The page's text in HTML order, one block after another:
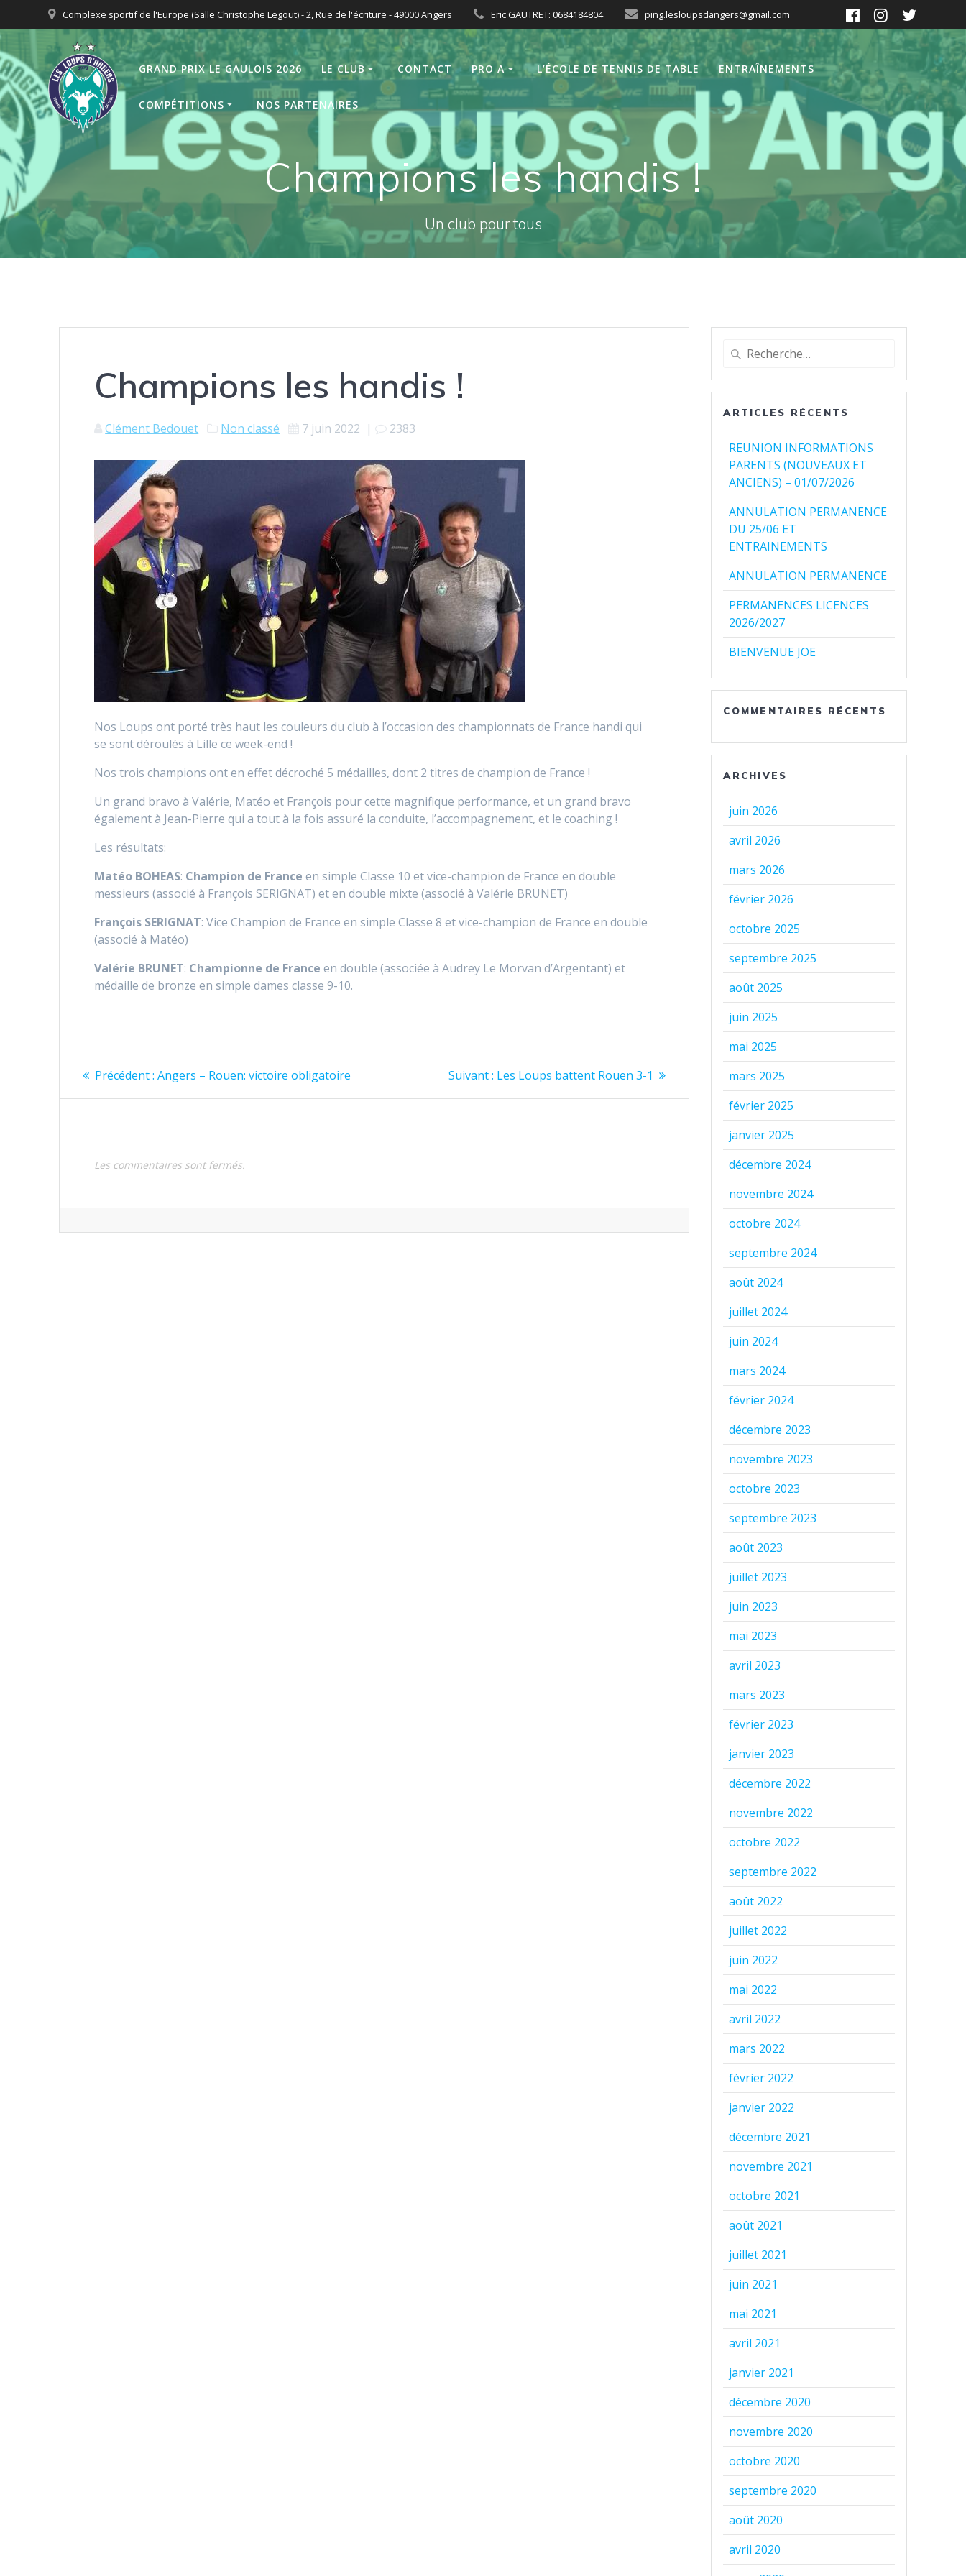
au
contenu
Complexe sportif de l'Europe (Salle Christophe Legout) - 2, Rue de l'écriture - 49000 Angers Eric GAUTRET: 0684184804 ping.lesloupsdangers@gmail.com
GRAND PRIX LE GAULOIS 2026 LE CLUB CONTACT PRO A L’ÉCOLE DE TENNIS DE TABLE ENTRAÎNEMENTS
COMPÉTITIONS NOS PARTENAIRES
Champions les handis !
Un club pour tous
Champions les handis !
Clément Bedouet Non classé 7 juin 2022 | 2383
Nos Loups ont porté très haut les couleurs du club à l’occasion des championnats de France handi qui
se sont déroulés à Lille ce week-end !
Nos trois champions ont en effet décroché 5 médailles, dont 2 titres de champion de France !
Un grand bravo à Valérie, Matéo et François pour cette magnifique performance, et un grand bravo
également à Jean-Pierre qui a tout à la fois assuré la conduite, l’accompagnement, et le coaching !
Les résultats:
Matéo BOHEAS: Champion de France en simple Classe 10 et vice-champion de France en double
messieurs (associé à François SERIGNAT) et en double mixte (associé à Valérie BRUNET)
François SERIGNAT: Vice Champion de France en simple Classe 8 et vice-champion de France en double
(associé à Matéo)
Valérie BRUNET: Championne de France en double (associée à Audrey Le Morvan d’Argentant) et
médaille de bronze en simple dames classe 9-10.
Navigation
de
Précédent : Article
Angers – Rouen: victoire obligatoire Suivant : Article
Les Loups battent Rouen 3-1
Les commentaires sont fermés.
Recherche
pour
:
ARTICLES RÉCENTS
REUNION INFORMATIONS
PARENTS (NOUVEAUX ET
ANCIENS) – 01/07/2026
ANNULATION PERMANENCE
DU 25/06 ET
ENTRAINEMENTS
ANNULATION PERMANENCE
PERMANENCES LICENCES
2026/2027
BIENVENUE JOE
COMMENTAIRES RÉCENTS
ARCHIVES
juin 2026
avril 2026
mars 2026
février 2026
octobre 2025
septembre 2025
août 2025
juin 2025
mai 2025
mars 2025
février 2025
janvier 2025
décembre 2024
novembre 2024
octobre 2024
septembre 2024
août 2024
juillet 2024
juin 2024
mars 2024
février 2024
décembre 2023
novembre 2023
octobre 2023
septembre 2023
août 2023
juillet 2023
juin 2023
mai 2023
avril 2023
mars 2023
février 2023
janvier 2023
décembre 2022
novembre 2022
octobre 2022
septembre 2022
août 2022
juillet 2022
juin 2022
mai 2022
avril 2022
mars 2022
février 2022
janvier 2022
décembre 2021
novembre 2021
octobre 2021
août 2021
juillet 2021
juin 2021
mai 2021
avril 2021
janvier 2021
décembre 2020
novembre 2020
octobre 2020
septembre 2020
août 2020
avril 2020